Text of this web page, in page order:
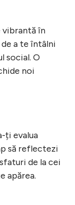
vibrantă în
a te întâlni
social. O
noi
ți evalua
să reflectezi
de la cei
apărea.